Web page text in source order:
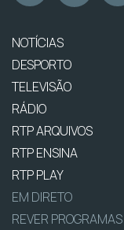
NOTÍCIAS
DESPORTO
TELEVISÃO
RÁDIO
RTP ARQUIVOS
RTP ENSINA
RTP PLAY
EM DIRETO
REVER PROGRAMAS